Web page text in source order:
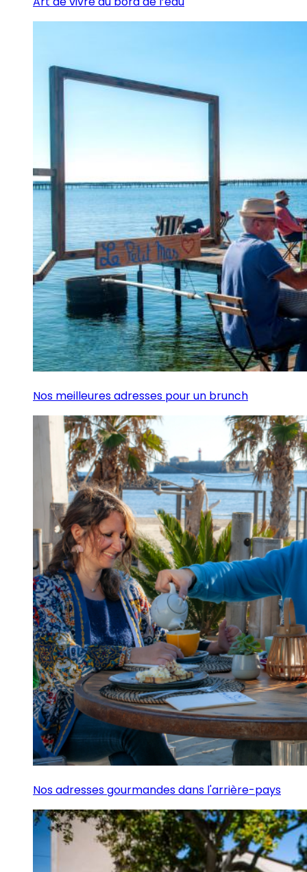
Nos meilleures adresses pour un brunch
Nos adresses gourmandes dans l'arrière-pays